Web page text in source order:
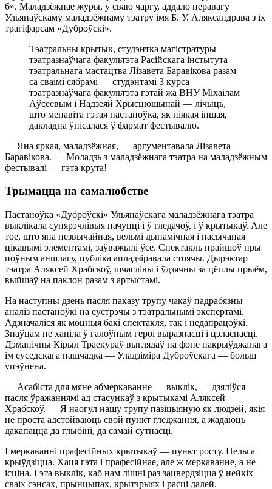
6». Маладзёжнае журы, у сваю чаргу, аддало перавагу
Ульянаўскаму маладзёжнаму тэатру імя Б. У. Аляксандрава з іх
трагіфарсам «Дуброўскі».
Тэатральны крытык, студэнтка магістратуры
тэатразнаўчага факультэта Расійскага інстытута
тэатральнага мастацтва Лізавета Баравікова разам
са сваімі сябрамі — студэнтамі 3 курса
тэатразнаўчага факультэта гэтай жа ВНУ Міхаілам
Аўсеевым і Надзеяй Хрысцюшынай — лічыць,
што менавіта гэтая пастаноўка, як ніякая іншая,
дакладна ўпісалася ў фармат фестывалю.
— Яна яркая, маладзёжная, — аргументавала Лізавета
Баравікова. — Моладзь з маладзёжнага тэатра на маладзёжным
фестывалі — гэта крута!
Трымацца на самалюбстве
Пастаноўка «Дуброўскі» Ульянаўскага маладзёжнага тэатра
выклікала супярэчлівыя пачуцці і ў гледачоў, і ў крытыкаў. Але
тое, што яна незвычайная, вельмі дынамічная і насычаная
цікавымі элементамі, заўважылі ўсе. Спектакль прайшоў пры
поўным аншлагу, публіка апладзіравала стоячы. Дырэктар
тэатра Аляксей Храбскоў, шчаслівы і ўдзячны за цёплы прыём,
выйшаў на паклон разам з артыстамі.
На наступны дзень пасля паказу трупу чакаў падрабязны
аналіз пастаноўкі на сустрэчы з тэатральнымі экспертамі.
Адзначаліся як моцныя бакі спектакля, так і недапрацоўкі.
Знаўцам не хапіла ў галоўным героі выразнасці і цэласнасці.
Дэманічны Кірыл Траекураў выглядаў на фоне пакрыўджанага
ім суседскага нашчадка — Уладзіміра Дуброўскага — больш
упэўнена.
— Асабіста для мяне абмеркаванне — выклік, — дзяліўся
пасля ўражаннямі ад стасункаў з крытыкамі Аляксей
Храбскоў. — Я наогул нашу трупу пазіцыяную як людзей, якія
не проста адстойваюць свой пункт гледжання, а жадаюць
дакапацца да глыбіні, да самай сутнасці.
І меркаванні прафесійных крытыкаў — пункт росту. Нельга
крыўдзіцца. Хаця гэта і прафесійнае, але ж меркаванне, а не
ісціна. Гэта выклік, каб нам лішні раз зацвердзіцца ў нейкіх
сваіх сэнсах, прынцыпах, крытэрыях і расці далей.